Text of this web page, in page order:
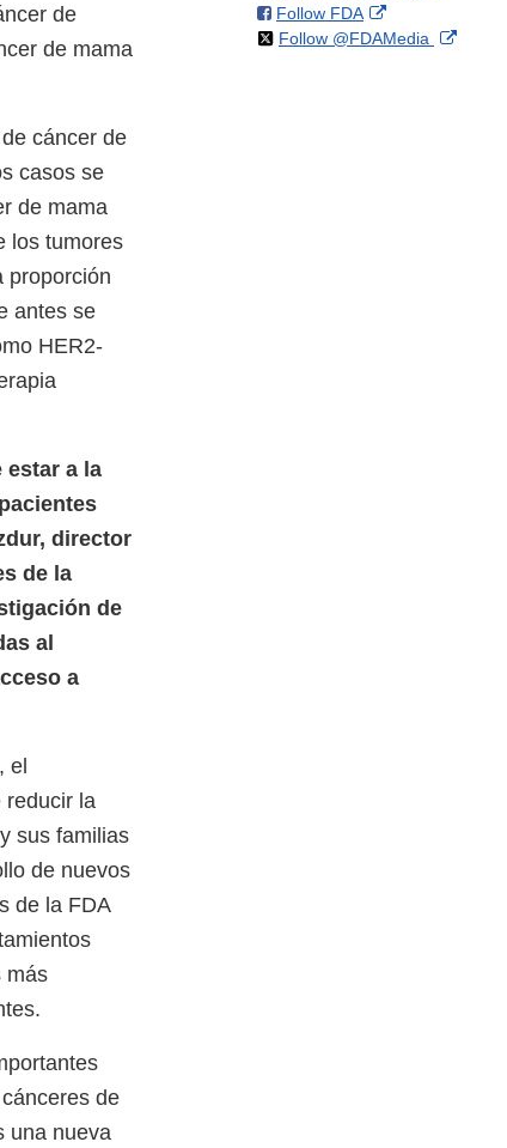
de
de mama
cáncer de
casos se
de mama
los tumores
proporción
antes se
HER2-
estar a la
director
de la
de
al
a
el
reducir la
sus familias
de nuevos
de la FDA
más
de
una nueva
Follow FDAon
Facebook
External
Link
Follow @FDAMedia on